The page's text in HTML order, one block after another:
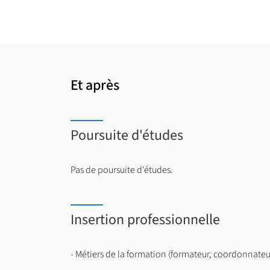
Et après
Poursuite d'études
Pas de poursuite d'études.
Insertion professionnelle
- Métiers de la formation (formateur,